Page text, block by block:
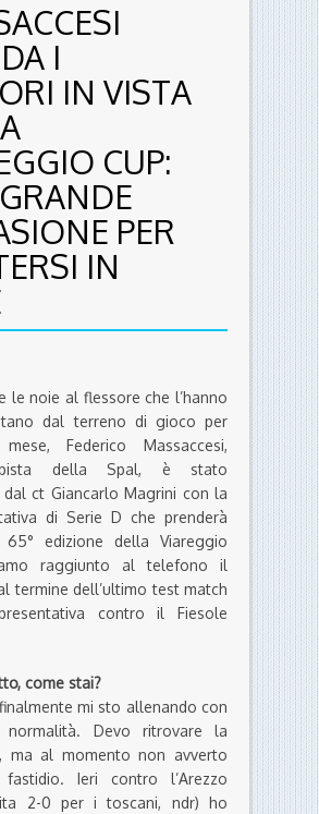
I
IN VISTA
CUP:
PER
IN
le noie al flessore che l’hanno
dal terreno di gioco per
Federico Massaccesi,
della Spal, è stato
ct Giancarlo Magrini con la
di Serie D che prenderà
edizione della Viareggio
raggiunto al telefono il
termine dell’ultimo test match
contro il Fiesole
come stai?
mi sto allenando con
normalità. Devo ritrovare la
ma al momento non avverto
Ieri contro l’Arezzo
2-0 per i toscani, ndr) ho